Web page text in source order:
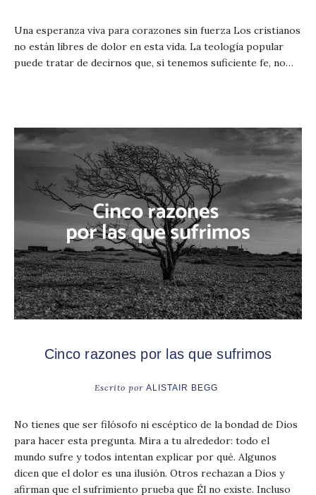
Una esperanza viva para corazones sin fuerza Los cristianos
no están libres de dolor en esta vida. La teología popular
puede tratar de decirnos que, si tenemos suficiente fe, no…
Cinco razones por las que sufrimos
Escrito por ALISTAIR BEGG
No tienes que ser filósofo ni escéptico de la bondad de Dios
para hacer esta pregunta. Mira a tu alrededor: todo el
mundo sufre y todos intentan explicar por qué. Algunos
dicen que el dolor es una ilusión. Otros rechazan a Dios y
afirman que el sufrimiento prueba que Él no existe. Incluso